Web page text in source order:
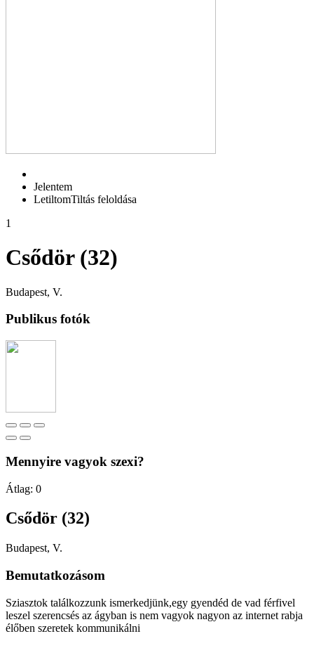
Jelentem
LetiltomTiltás feloldása
1
Csődör (32)
Budapest, V.
Publikus fotók
Mennyire vagyok szexi?
Átlag: 0
Csődör (32)
Budapest, V.
Bemutatkozásom
Sziasztok találkozzunk ismerkedjünk,egy gyendéd de vad férfivel
leszel szerencsés az ágyban is nem vagyok nagyon az internet rabja
élőben szeretek kommunikálni